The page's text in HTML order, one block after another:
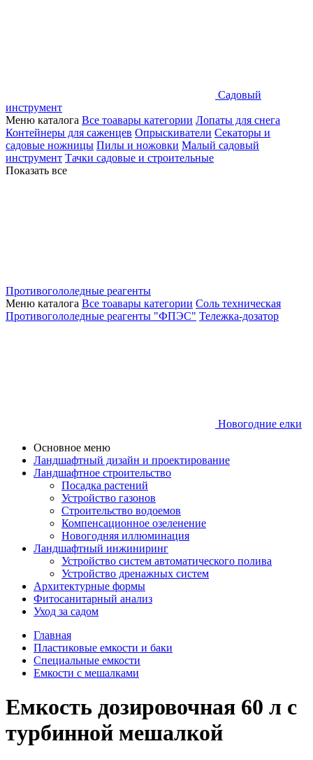
Садовый
инструмент
Меню каталога Все тоавары категории Лопаты для снега
Контейнеры для саженцев Опрыскиватели Секаторы и
садовые ножницы Пилы и ножовки Малый садовый
инструмент Тачки садовые и строительные
Показать все
Противогололедные реагенты
Меню каталога Все тоавары категории Соль техническая
Противогололедные реагенты "ФПЭС" Тележка-дозатор
Новогодние елки
Основное меню
Ландшафтный дизайн и проектирование
Ландшафтное строительство
Посадка растений
Устройство газонов
Строительство водоемов
Компенсационное озеленение
Новогодняя иллюминация
Ландшафтный инжиниринг
Устройство систем автоматического полива
Устройство дренажных систем
Aрхитектурные формы
Фитосанитарный анализ
Уход за садом
Главная
Пластиковые емкости и баки
Специальные емкости
Емкости с мешалками
Емкость дозировочная 60 л с
турбинной мешалкой